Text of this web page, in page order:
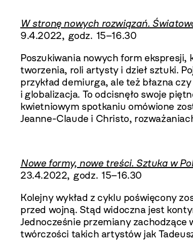
W stronę nowych rozwiązań.
9.4.2022, godz. 15–16.30
Poszukiwania nowych form
tworzenia, roli artysty i dzieł sztuki.
przykład demiurga, ale też błazna
i globalizacja. To odcisnęło swoje
kwietniowym spotkaniu omówione
Jeanne-Claude i Christo,
Nowe formy, nowe treści. Sztuka w
23.4.2022, godz. 15–16.30
Kolejny wykład z cyklu poświęcony
przed wojną. Stąd widoczna jest
Jednocześnie przemiany zachodzące
twórczości takich artystów jak